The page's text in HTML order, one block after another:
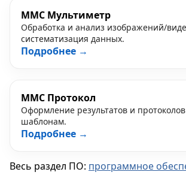
MMC Мультиметр
Обработка и анализ изображений/
систематизация данных.
Подробнее →
MMC Протокол
Оформление результатов и
шаблонам.
Подробнее →
Весь раздел ПО: программное